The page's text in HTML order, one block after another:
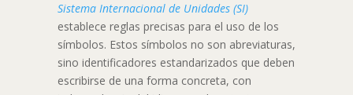
Sistema Internacional de Unidades (SI)
establece reglas precisas para el uso de los
símbolos. Estos símbolos no son abreviaturas,
sino identificadores estandarizados que deben
escribirse de una forma concreta, con